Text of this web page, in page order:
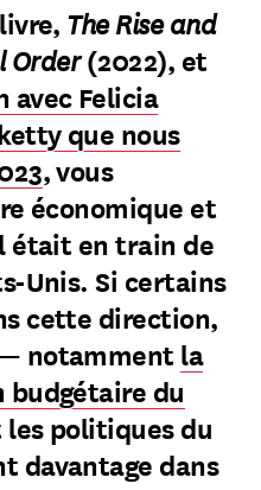
The Rise and
Order(2022), et
avec Felicia
que nous
, vous
économique et
était en train de
Unis. Si certains
cette direction,
notamment la
du
les politiques du
davantage dans